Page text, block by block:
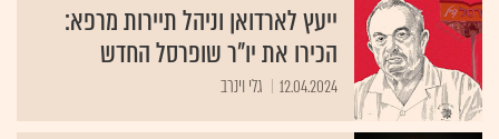
ייעץ לארדואן וניהל תיירות מרפא:
הכירו את יו"ר שופרסל החדש
12.04.2024 גלי וינרב